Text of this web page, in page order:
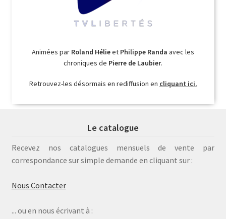
Animées par Roland Hélieet Philippe Randa avec les
chroniques de Pierre de Laubier.
Retrouvez-les désormais en rediffusion en cliquant ici.
Le catalogue
Recevez nos catalogues mensuels de vente par
correspondance sur simple demande en cliquant sur :
Nous Contacter
... ou en nous écrivant à :